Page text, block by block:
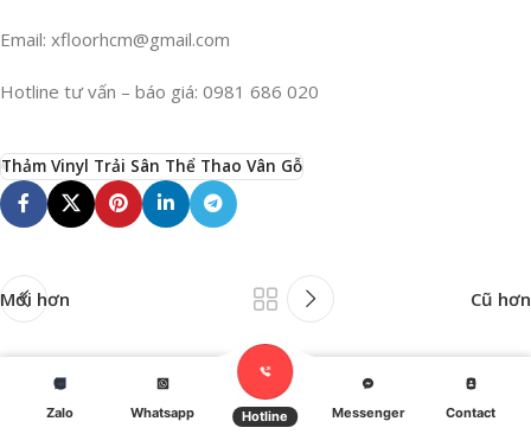
Email: xfloorhcm@gmail.com
Hotline tư vấn – báo giá: 0981 686 020
Thảm Vinyl Trải Sân Thể Thao Vân Gỗ
Mới hơn Cũ hơn
Để lại một bình luận
Cart
Zalo Whatsapp Hotline Messenger Contact